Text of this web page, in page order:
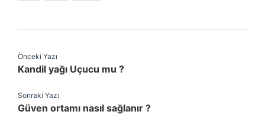
Önceki Yazı
Kandil yağı Uçucu mu ?
Sonraki Yazı
Güven ortamı nasıl sağlanır ?